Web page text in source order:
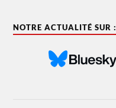
NOTRE ACTUALITÉ SUR :